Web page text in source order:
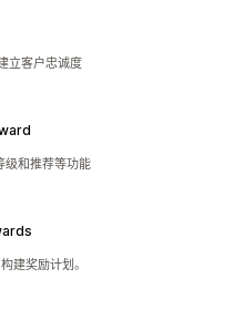
立客户忠诚度
级和推荐等功能
建奖励计划。